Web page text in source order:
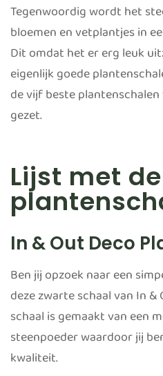
Tegenwoordig wordt het
bloemen en vetplantjes in
Dit omdat het er erg leuk
eigenlijk goede
de vijf beste
gezet.
Lijst met
In & Out Deco
Ben jij opzoek naar een
deze zwarte schaal van In
schaal is gemaakt van een
steenpoeder waardoor jij
kwaliteit.